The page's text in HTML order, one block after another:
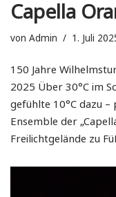
Capella
von Admin 1. Juli
150 Jahre
2025 Über 30°C im
gefühlte 10°C dazu
Ensemble der
Freilichtgelände zu